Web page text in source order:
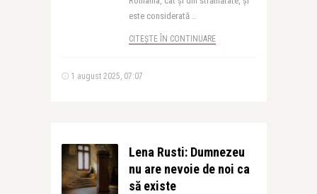
este considerată ..
CITEȘTE ÎN CONTINUARE
1 august 2025, 07:07
Lena Rusti: Dumnezeu
nu are nevoie de noi ca
să existe